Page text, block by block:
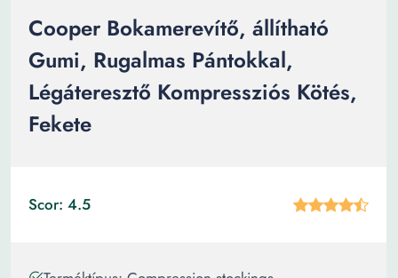
Cooper Bokamerevítő, állítható
Gumi, Rugalmas Pántokkal,
Légáteresztő Kompressziós Kötés,
Fekete
Scor: 4.5